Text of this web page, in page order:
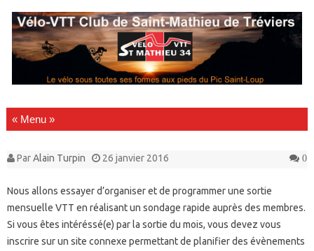
Passer au contenu
ParAlain Turpin 26 janvier 2016 0
Nous allons essayer d’organiser et de programmer une sortie
mensuelle VTT en réalisant un sondage rapide auprès des membres.
Si vous êtes intéréssé(e) par la sortie du mois, vous devez vous
inscrire sur un site connexe permettant de planifier des évènements